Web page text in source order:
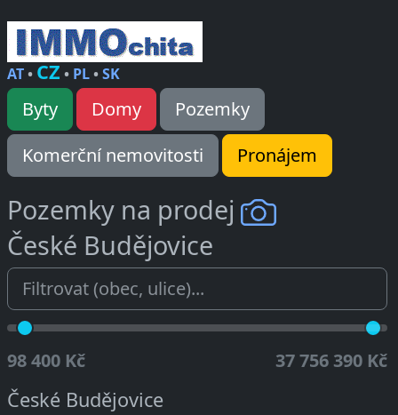
AT• CZ • PL•SK
Byty Domy
Pozemky
Komerční nemovitosti
Pronájem
Pozemky na prodej
České Budějovice
98 400 Kč 37 756 390 Kč
České Budějovice